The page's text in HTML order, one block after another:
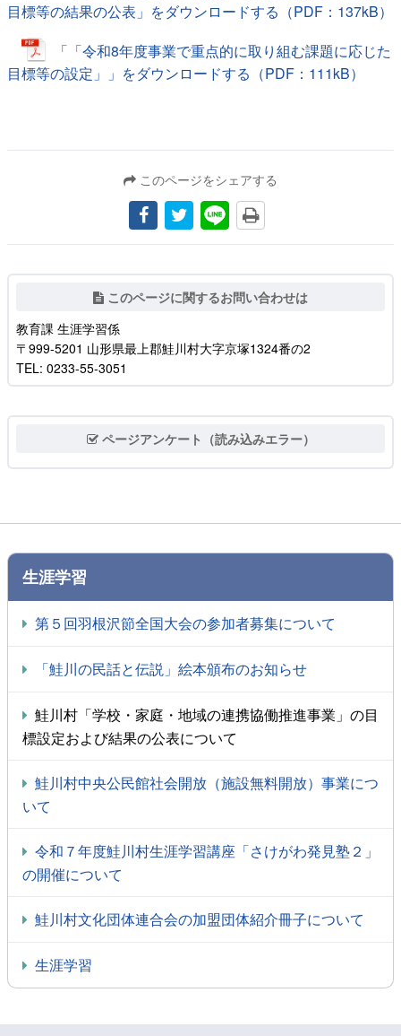
目標等の結果の公表」をダウンロードする（PDF：137kB）
「「令和8年度事業で重点的に取り組む課題に応じた
目標等の設定」」をダウンロードする（PDF：111kB）
このページをシェアする
このページに関するお問い合わせは
教育課 生涯学習係
〒999-5201 山形県最上郡鮭川村大字京塚1324番の2
TEL: 0233-55-3051
ページアンケート（読み込みエラー）
生涯学習
第５回羽根沢節全国大会の参加者募集について
「鮭川の民話と伝説」絵本頒布のお知らせ
鮭川村「学校・家庭・地域の連携協働推進事業」の目
標設定および結果の公表について
鮭川村中央公民館社会開放（施設無料開放）事業につ
いて
令和７年度鮭川村生涯学習講座「さけがわ発見塾２」
の開催について
鮭川村文化団体連合会の加盟団体紹介冊子について
生涯学習